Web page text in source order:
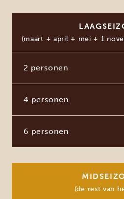
(maart + april + mei + 1
2 personen
4 personen
6 personen
(de rest van